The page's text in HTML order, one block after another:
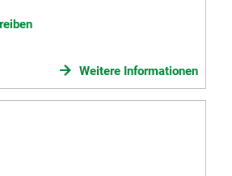
Weitere Informationen